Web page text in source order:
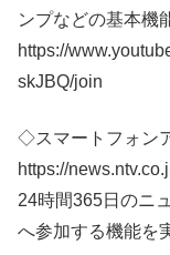
ンプなどの基本機
https://
skJBQ/join
◇スマートフォン
https://
24時間365日のニ
へ参加する機能を